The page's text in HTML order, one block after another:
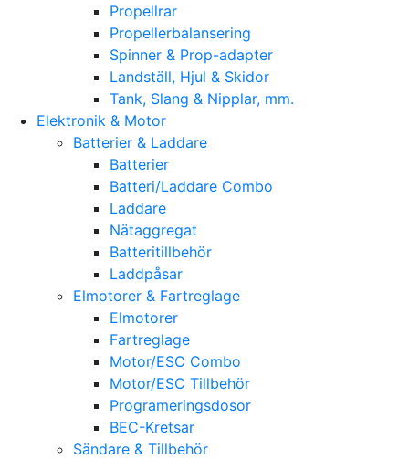
Propellrar
Propellerbalansering
Spinner & Prop-adapter
Landställ, Hjul & Skidor
Tank, Slang & Nipplar, mm.
Elektronik & Motor
Batterier & Laddare
Batterier
Batteri/Laddare Combo
Laddare
Nätaggregat
Batteritillbehör
Laddpåsar
Elmotorer & Fartreglage
Elmotorer
Fartreglage
Motor/ESC Combo
Motor/ESC Tillbehör
Programeringsdosor
BEC-Kretsar
Sändare & Tillbehör